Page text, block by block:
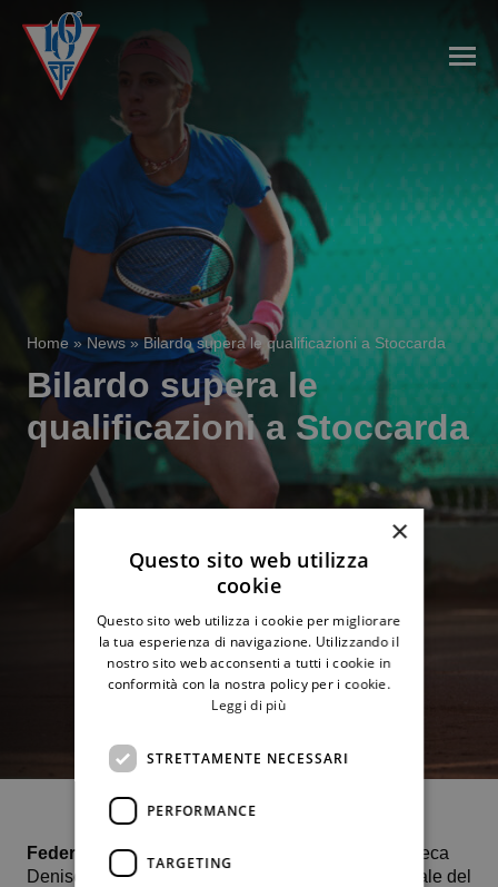
Home » News»Bilardo supera le qualificazioni a Stoccarda
Bilardo supera le
qualificazioni a Stoccarda
Federica Bilardo
batte con lo score di 6-2 6-1 la ceca
Denise Hrdinkova e approda nel tabellone principale del
×
Questo sito web utilizza
cookie
Questo sito web utilizza i cookie per migliorare
la tua esperienza di navigazione. Utilizzando il
nostro sito web acconsenti a tutti i cookie in
conformità con la nostra policy per i cookie.
Leggi di più
STRETTAMENTE NECESSARI
PERFORMANCE
TARGETING